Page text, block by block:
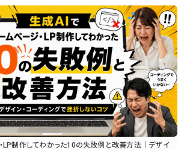
LP制作してわかった10の失敗例と改善方法｜デザイ